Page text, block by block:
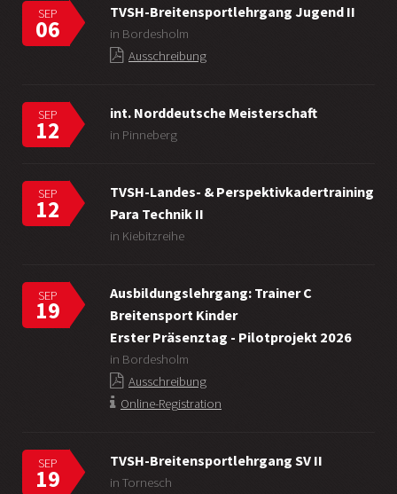
SEP
06
TVSH-Breitensportlehrgang Jugend II
in Bordesholm
Ausschreibung
SEP
12
int. Norddeutsche Meisterschaft
in Pinneberg
SEP
12
TVSH-Landes- & Perspektivkadertraining
Para Technik II
in Kiebitzreihe
SEP
19
Ausbildungslehrgang: Trainer C
Breitensport Kinder
Erster Präsenztag - Pilotprojekt 2026
in Bordesholm
Ausschreibung
Online-Registration
SEP
19
TVSH-Breitensportlehrgang SV II
in Tornesch